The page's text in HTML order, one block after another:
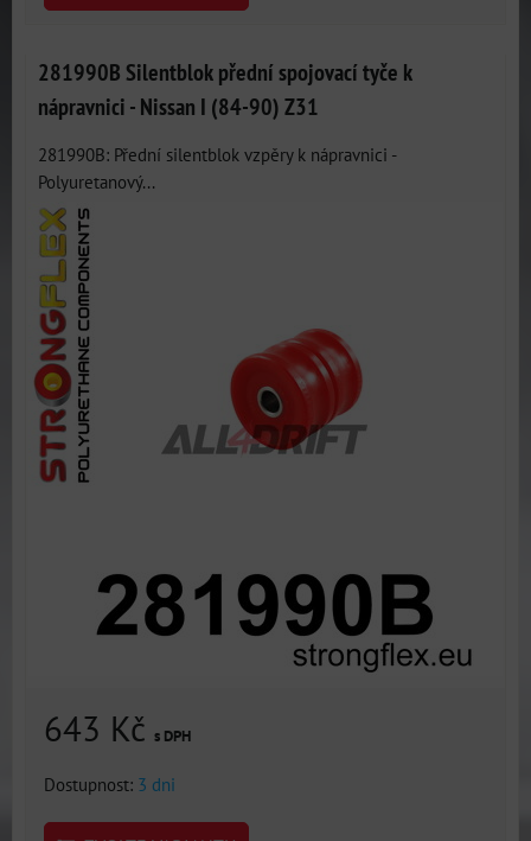
281990B Silentblok přední spojovací tyče k
nápravnici - Nissan I (84-90) Z31
281990B: Přední silentblok vzpěry k nápravnici -
Polyuretanový...
643 Kč s DPH
Dostupnost: 3 dni